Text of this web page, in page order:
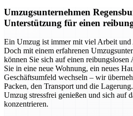
Umzugsunternehmen
Unterstützung für einen
Ein Umzug ist immer mit viel Arbeit und
Doch mit einem erfahrenen
können Sie sich auf einen
Sie in eine neue Wohnung, ein neues
Geschäftsumfeld wechseln – wir
Packen, den Transport und die
Umzug stressfrei genießen und sich auf
konzentrieren.